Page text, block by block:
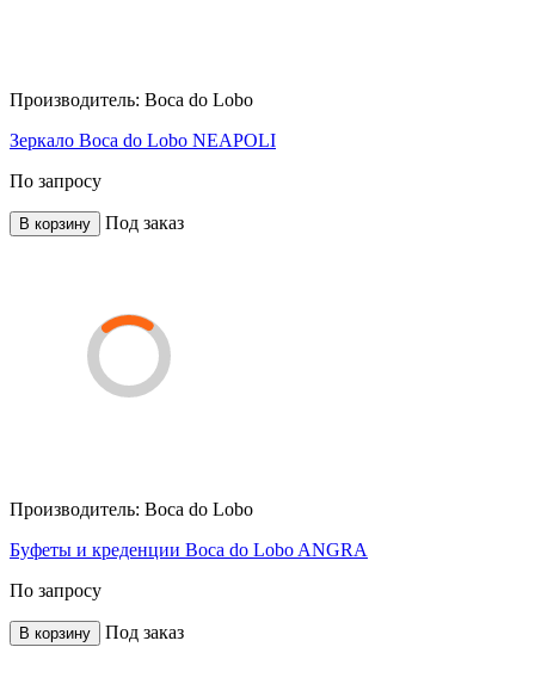
Производитель: Boca do Lobo
Зеркало Boca do Lobo NEAPOLI
По запросу
В корзину Под заказ
Производитель: Boca do Lobo
Буфеты и креденции Boca do Lobo ANGRA
По запросу
В корзину Под заказ